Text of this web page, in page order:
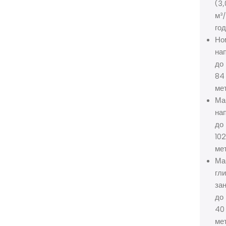
м³/
до
84
до
102
до
40